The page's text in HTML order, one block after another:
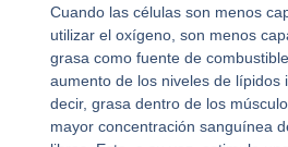
Cuando las células son menos
utilizar el oxígeno, son menos
grasa como fuente de
aumento de los niveles de lípidos
decir, grasa dentro de los
mayor concentración sanguínea